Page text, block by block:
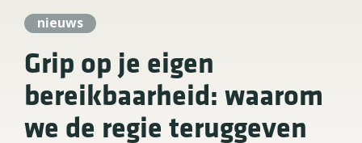
nieuws
Grip op je eigen
bereikbaarheid: waarom
we de regie teruggeven